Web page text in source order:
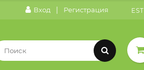
Вход | Регистрация EST